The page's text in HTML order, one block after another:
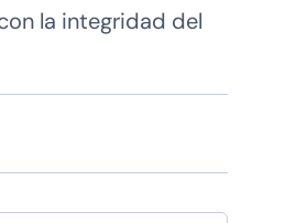
la integridad del